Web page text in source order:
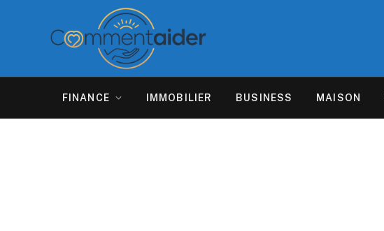
FINANCE IMMOBILIER BUSINESS MAISON